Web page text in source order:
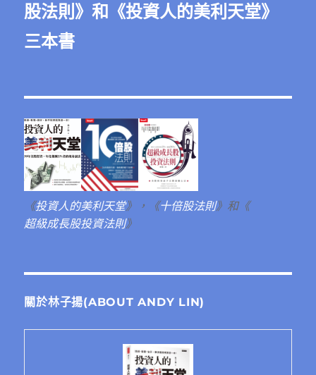
股法則 》和《投資人的美利天堂》
三本書
《投資人的美利天堂》，《十倍股法則》和《
超級成長股投資法則》
關於林子揚(ABOUT ANDY LIN)